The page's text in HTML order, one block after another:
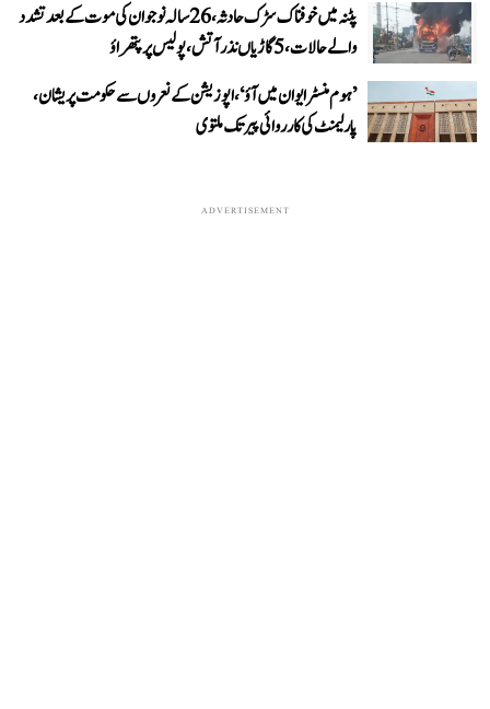
پٹنہ میں خوفناک سڑک حادثہ، 26 سالہ نوجوان کی موت کے بعد تشدد
والے حالات، 5 گاڑیاں نذر آتش، پولیس پر پتھراؤ
’ہوم منسٹر ایوان میں آؤ‘، اپوزیشن کے نعروں سے حکومت پریشان،
پارلیمنٹ کی کارروائی پیر تک ملتوی
ADVERTISEMENT